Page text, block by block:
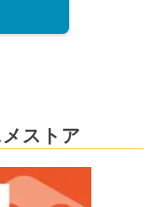
ストア